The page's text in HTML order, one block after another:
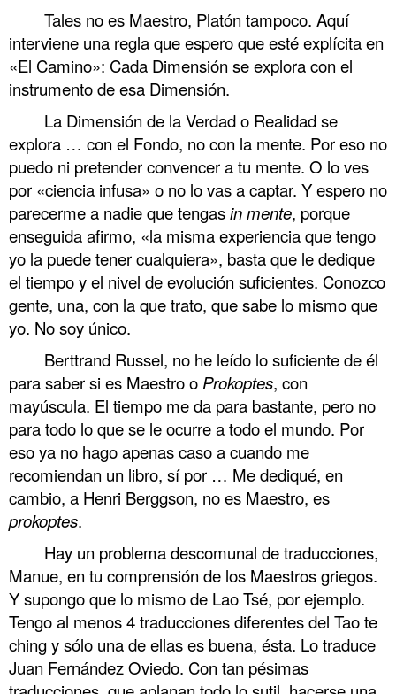
Tales no es Maestro, Platón tampoco. Aquí
interviene una regla que espero que esté explícita en
«El Camino»: Cada Dimensión se explora con el
instrumento de esa Dimensión.
La Dimensión de la Verdad o Realidad se
explora … con el Fondo, no con la mente. Por eso no
puedo ni pretender convencer a tu mente. O lo ves
por «ciencia infusa» o no lo vas a captar. Y espero no
parecerme a nadie que tengasin mente, porque
enseguida afirmo, «la misma experiencia que tengo
yo la puede tener cualquiera», basta que le dedique
el tiempo y el nivel de evolución suficientes. Conozco
gente, una, con la que trato, que sabe lo mismo que
yo. No soy único.
Berttrand Russel, no he leído lo suficiente de él
para saber si es Maestro o Prokoptes, con
mayúscula. El tiempo me da para bastante, pero no
para todo lo que se le ocurre a todo el mundo. Por
eso ya no hago apenas caso a cuando me
recomiendan un libro, sí por … Me dediqué, en
cambio, a Henri Berggson, no es Maestro, es
prokoptes.
Hay un problema descomunal de traducciones,
Manue, en tu comprensión de los Maestros griegos.
Y supongo que lo mismo de Lao Tsé, por ejemplo.
Tengo al menos 4 traducciones diferentes del Tao te
ching y sólo una de ellas es buena, ésta. Lo traduce
Juan Fernández Oviedo. Con tan pésimas